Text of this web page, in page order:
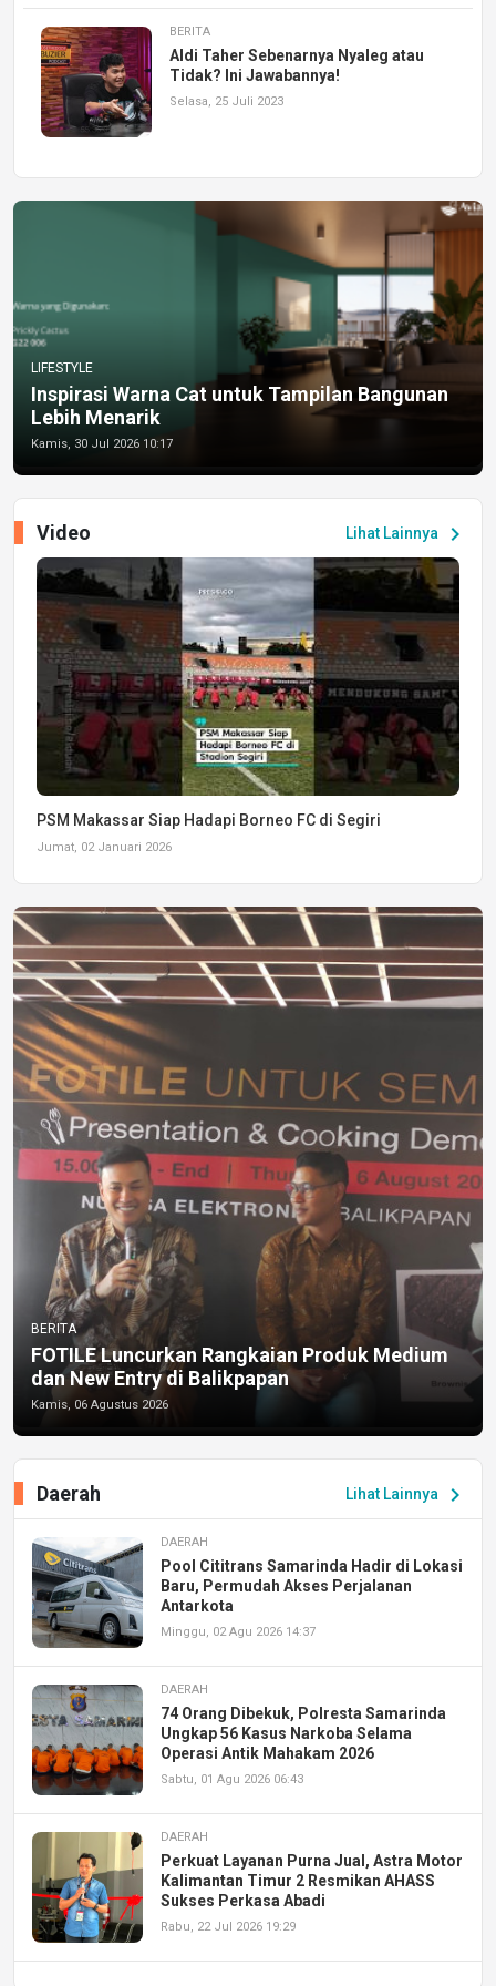
BERITA
Aldi Taher Sebenarnya Nyaleg atau
Tidak? Ini Jawabannya!
Selasa, 25 Juli 2023
LIFESTYLE
Inspirasi Warna Cat untuk Tampilan Bangunan
Lebih Menarik
Kamis, 30 Jul 2026 10:17
Lihat Lainnya chevron_right
Video
PSM Makassar Siap Hadapi Borneo FC di Segiri
Jumat, 02 Januari 2026
BERITA
FOTILE Luncurkan Rangkaian Produk Medium
dan New Entry di Balikpapan
Kamis, 06 Agustus 2026
Lihat Lainnya chevron_right
Daerah
DAERAH
Pool Cititrans Samarinda Hadir di Lokasi
Baru, Permudah Akses Perjalanan
Antarkota
Minggu, 02 Agu 2026 14:37
DAERAH
74 Orang Dibekuk, Polresta Samarinda
Ungkap 56 Kasus Narkoba Selama
Operasi Antik Mahakam 2026
Sabtu, 01 Agu 2026 06:43
DAERAH
Perkuat Layanan Purna Jual, Astra Motor
Kalimantan Timur 2 Resmikan AHASS
Sukses Perkasa Abadi
Rabu, 22 Jul 2026 19:29